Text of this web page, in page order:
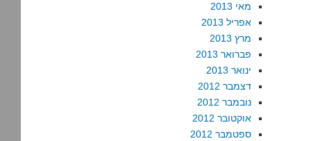
מאי 2013
אפריל 2013
מרץ 2013
פברואר 2013
ינואר 2013
דצמבר 2012
נובמבר 2012
אוקטובר 2012
ספטמבר 2012